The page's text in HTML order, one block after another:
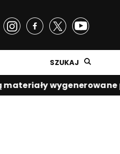
SZUKAJ
wygenerowane